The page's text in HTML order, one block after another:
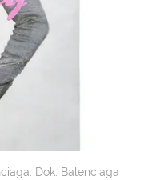
Dok. Balenciaga